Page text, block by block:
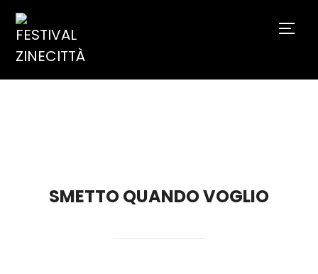
SMETTO QUANDO VOGLIO